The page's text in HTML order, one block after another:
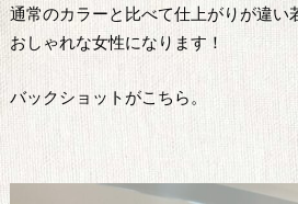
通常のカラーと比べて仕上がりが違い
おしゃれな女性になります！
バックショットがこちら。